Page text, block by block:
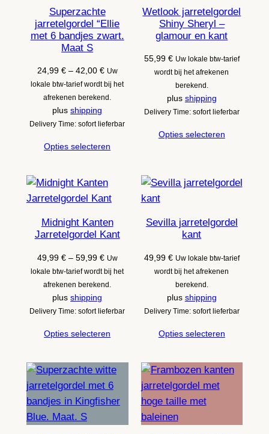
Superzachte
jarretelgordel “Ellie
met 6 bandjes zwart.
Maat S
24,99 € – 42,00 €Prijsklasse:
24,99 €
tot
Uw
lokale btw-tarief wordt bij het
afrekenen berekend.
plusshipping
Delivery Time: sofort lieferbar
Opties selecteren
Wetlook jarretelgordel
Shiny Sheryl –
glamour en kant
55,99 € Uw lokale btw-tarief
wordt bij het afrekenen
berekend.
plus shipping
Delivery Time: sofort lieferbar
Opties selecteren
Midnight Kanten
Jarretelgordel Kant
49,99 € – 59,99 €Prijsklasse:
49,99 €
tot
Uw
lokale btw-tarief wordt bij het
afrekenen berekend.
plusshipping
Delivery Time: sofort lieferbar
Opties selecteren
Sevilla jarretelgordel
kant
49,99 € Uw lokale btw-tarief
wordt bij het afrekenen
berekend.
plus shipping
Delivery Time: sofort lieferbar
Opties selecteren